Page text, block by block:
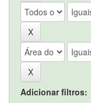
Adicionar filtros: